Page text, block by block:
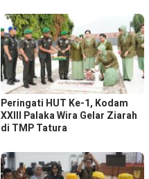
Peringati HUT Ke-1, Kodam
XXIII Palaka Wira Gelar Ziarah
di TMP Tatura